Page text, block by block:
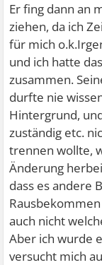
Er fing dann an
ziehen, da ich
für mich
und ich hatte
zusammen.
durfte nie
Hintergrund,
zuständig etc.
trennen wollte,
Änderung
dass es andere
auch nicht
Aber ich wurde
versucht mich